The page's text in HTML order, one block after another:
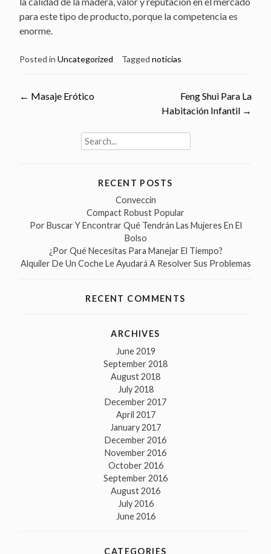
para este tipo de producto, porque la competencia es
enorme.
Posted in Uncategorized Tagged noticias
Post
navigation
← Masaje Erótico
Feng Shui Para La
Habitación Infantil →
Search
for:
RECENT POSTS
Conveccin
Compact Robust Popular
Por Buscar Y Encontrar Qué Tendrán Las Mujeres En El
Bolso
¿Por Qué Necesitas Para Manejar El Tiempo?
Alquiler De Un Coche Le Ayudará A Resolver Sus Problemas
RECENT COMMENTS
ARCHIVES
June 2019
September 2018
August 2018
July 2018
December 2017
April 2017
January 2017
December 2016
November 2016
October 2016
September 2016
August 2016
July 2016
June 2016
CATEGORIES